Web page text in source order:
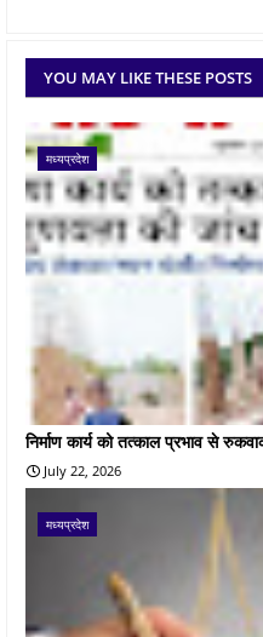
YOU MAY LIKE THESE POSTS
मध्यप्रदेश
निर्माण कार्य को तत्काल प्रभाव से
July 22, 2026
मध्यप्रदेश